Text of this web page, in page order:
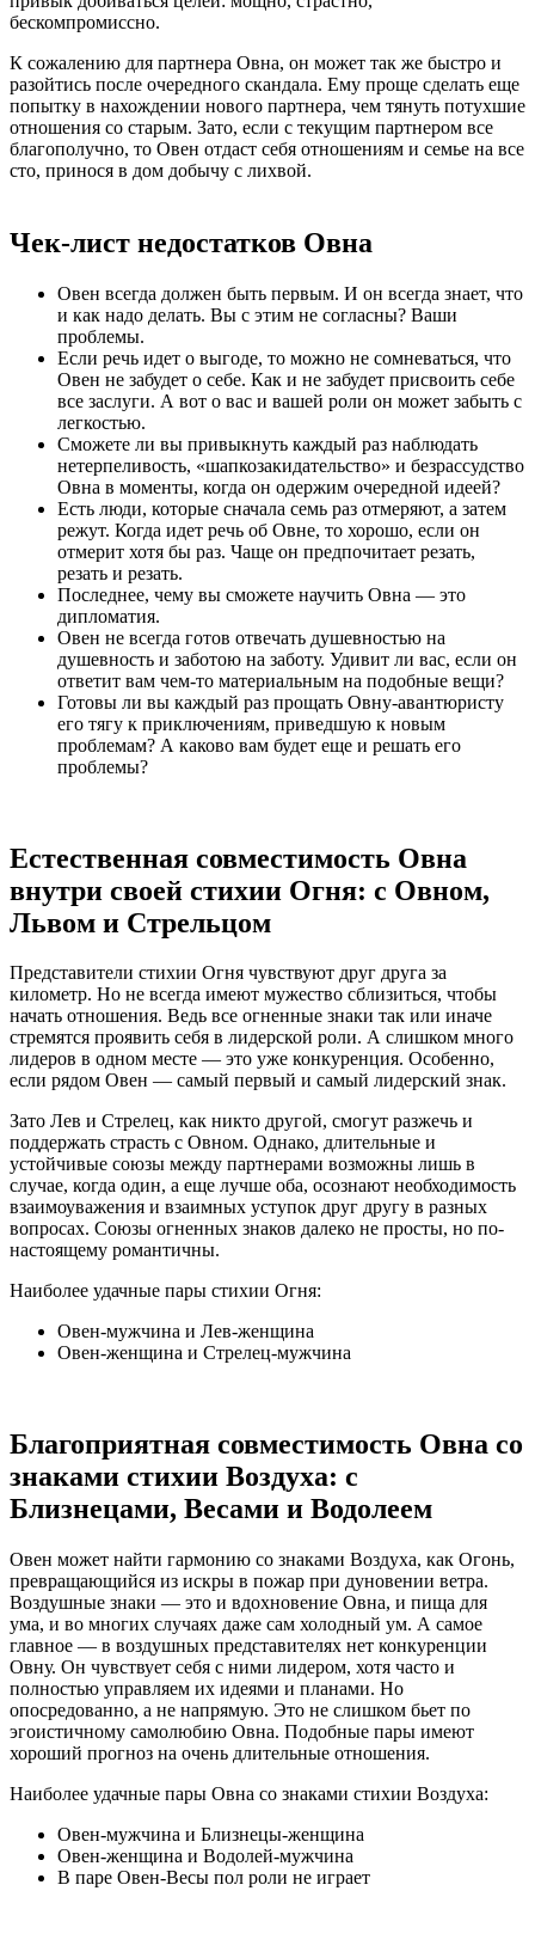
бескомпромиссно.
К сожалению для партнера Овна, он может так же быстро и
разойтись после очередного скандала. Ему проще сделать еще
попытку в нахождении нового партнера, чем тянуть потухшие
отношения со старым. Зато, если с текущим партнером все
благополучно, то Овен отдаст себя отношениям и семье на все
сто, принося в дом добычу с лихвой.
Чек-лист недостатков Овна
Овен всегда должен быть первым. И он всегда знает, что
и как надо делать. Вы с этим не согласны? Ваши
проблемы.
Если речь идет о выгоде, то можно не сомневаться, что
Овен не забудет о себе. Как и не забудет присвоить себе
все заслуги. А вот о вас и вашей роли он может забыть с
легкостью.
Сможете ли вы привыкнуть каждый раз наблюдать
нетерпеливость, «шапкозакидательство» и безрассудство
Овна в моменты, когда он одержим очередной идеей?
Есть люди, которые сначала семь раз отмеряют, а затем
режут. Когда идет речь об Овне, то хорошо, если он
отмерит хотя бы раз. Чаще он предпочитает резать,
резать и резать.
Последнее, чему вы сможете научить Овна — это
дипломатия.
Овен не всегда готов отвечать душевностью на
душевность и заботою на заботу. Удивит ли вас, если он
ответит вам чем-то материальным на подобные вещи?
Готовы ли вы каждый раз прощать Овну-авантюристу
его тягу к приключениям, приведшую к новым
проблемам? А каково вам будет еще и решать его
проблемы?
Естественная совместимость Овна
внутри своей стихии Огня: с Овном,
Львом и Стрельцом
Представители стихии Огня чувствуют друг друга за
километр. Но не всегда имеют мужество сблизиться, чтобы
начать отношения. Ведь все огненные знаки так или иначе
стремятся проявить себя в лидерской роли. А слишком много
лидеров в одном месте — это уже конкуренция. Особенно,
если рядом Овен — самый первый и самый лидерский знак.
Зато Лев и Стрелец, как никто другой, смогут разжечь и
поддержать страсть с Овном. Однако, длительные и
устойчивые союзы между партнерами возможны лишь в
случае, когда один, а еще лучше оба, осознают необходимость
взаимоуважения и взаимных уступок друг другу в разных
вопросах. Союзы огненных знаков далеко не просты, но по-
настоящему романтичны.
Наиболее удачные пары стихии Огня:
Овен-мужчина и Лев-женщина
Овен-женщина и Стрелец-мужчина
Благоприятная совместимость Овна со
знаками стихии Воздуха: с
Близнецами, Весами и Водолеем
Овен может найти гармонию со знаками Воздуха, как Огонь,
превращающийся из искры в пожар при дуновении ветра.
Воздушные знаки — это и вдохновение Овна, и пища для
ума, и во многих случаях даже сам холодный ум. А самое
главное — в воздушных представителях нет конкуренции
Овну. Он чувствует себя с ними лидером, хотя часто и
полностью управляем их идеями и планами. Но
опосредованно, а не напрямую. Это не слишком бьет по
эгоистичному самолюбию Овна. Подобные пары имеют
хороший прогноз на очень длительные отношения.
Наиболее удачные пары Овна со знаками стихии Воздуха:
Овен-мужчина и Близнецы-женщина
Овен-женщина и Водолей-мужчина
В паре Овен-Весы пол роли не играет